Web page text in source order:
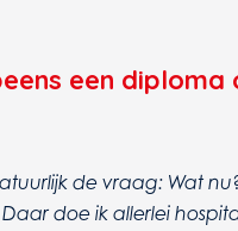
een
de vraag: Wat
doe ik allerlei